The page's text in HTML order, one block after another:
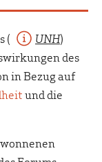
( UNH)
des
in Bezug auf
und die